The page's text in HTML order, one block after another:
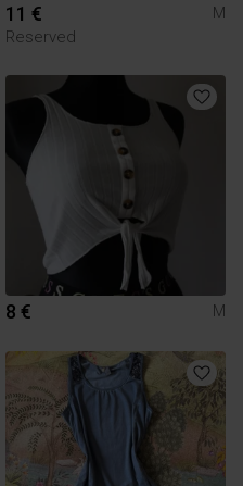
11 €
M
Reserved
8 € M